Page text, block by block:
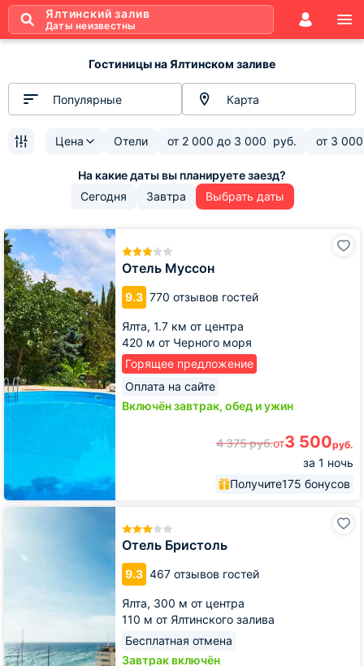
Ялтинский залив
Даты неизвестны
Гостиницы на Ялтинском заливе
Популярные Карта
Цена Отели от 2 000 до 3 000 руб. от 3 000
Сегодня Завтра Выбрать даты
Отель Муссон
9.3 770 отзывов гостей
Ялта, 1.7 км от центра
420 м от Черного моря
Горящее предложение
Оплата на сайте
Включён завтрак, обед и ужин
4 375руб.от3 500руб.
за 1 ночь
Получите175 бонусов
Отель
Муссон
Отель Бристоль
9.3 467 отзывов гостей
Ялта, 300 м от центра
110 м от Ялтинского залива
Бесплатная отмена
Завтрак включён